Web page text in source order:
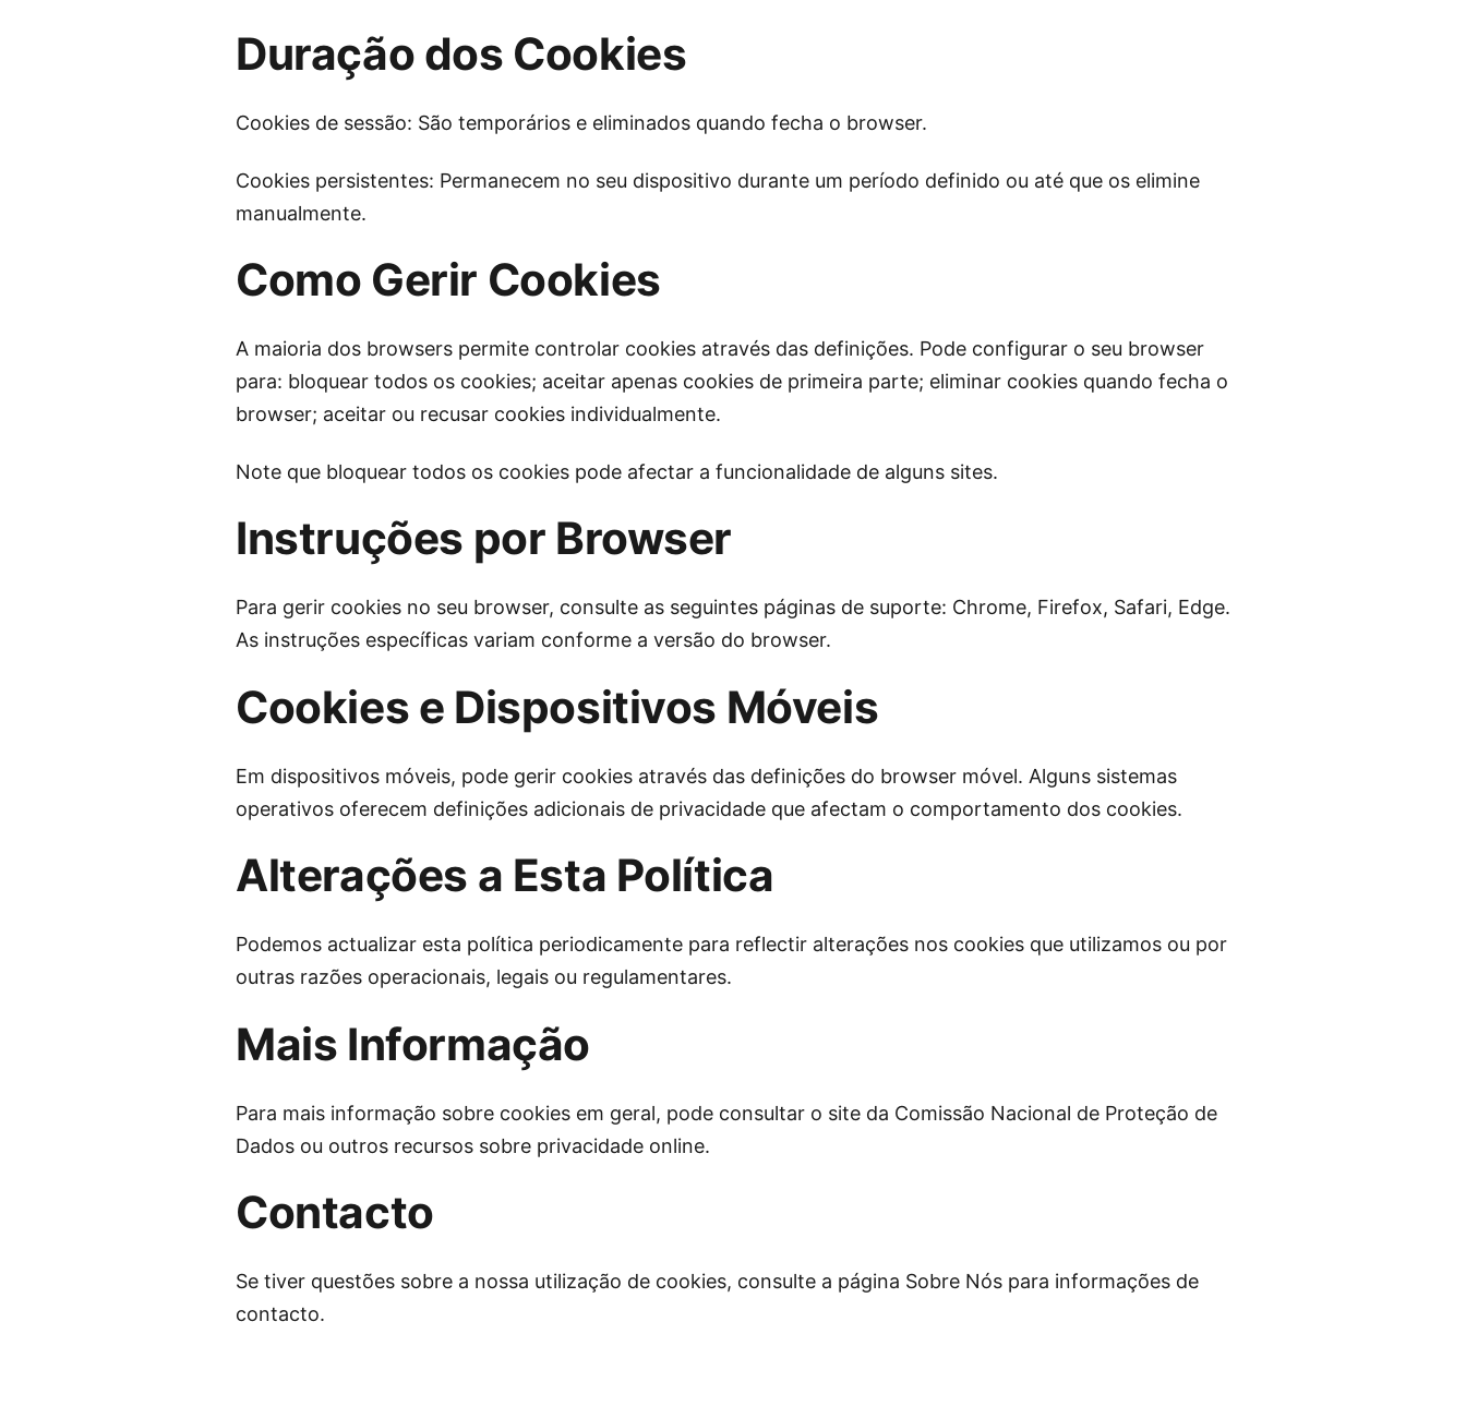
Duração dos Cookies
Cookies de sessão: São temporários e eliminados quando fecha o browser.
Cookies persistentes: Permanecem no seu dispositivo durante um período definido ou até que os elimine
manualmente.
Como Gerir Cookies
A maioria dos browsers permite controlar cookies através das definições. Pode configurar o seu browser
para: bloquear todos os cookies; aceitar apenas cookies de primeira parte; eliminar cookies quando fecha o
browser; aceitar ou recusar cookies individualmente.
Note que bloquear todos os cookies pode afectar a funcionalidade de alguns sites.
Instruções por Browser
Para gerir cookies no seu browser, consulte as seguintes páginas de suporte: Chrome, Firefox, Safari, Edge.
As instruções específicas variam conforme a versão do browser.
Cookies e Dispositivos Móveis
Em dispositivos móveis, pode gerir cookies através das definições do browser móvel. Alguns sistemas
operativos oferecem definições adicionais de privacidade que afectam o comportamento dos cookies.
Alterações a Esta Política
Podemos actualizar esta política periodicamente para reflectir alterações nos cookies que utilizamos ou por
outras razões operacionais, legais ou regulamentares.
Mais Informação
Para mais informação sobre cookies em geral, pode consultar o site da Comissão Nacional de Proteção de
Dados ou outros recursos sobre privacidade online.
Contacto
Se tiver questões sobre a nossa utilização de cookies, consulte a página Sobre Nós para informações de
contacto.